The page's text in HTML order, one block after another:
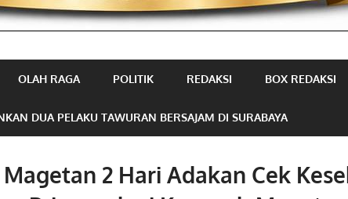
OLAH RAGA POLITIK REDAKSI BOX REDAKSI
DUA PELAKU TAWURAN BERSAJAM DI SURABAYA
2 Hari Adakan Cek